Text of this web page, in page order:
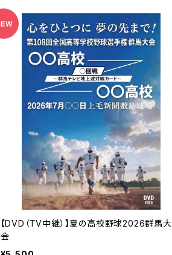
【DVD（TV中継）】夏の高校野球2026群馬大
会